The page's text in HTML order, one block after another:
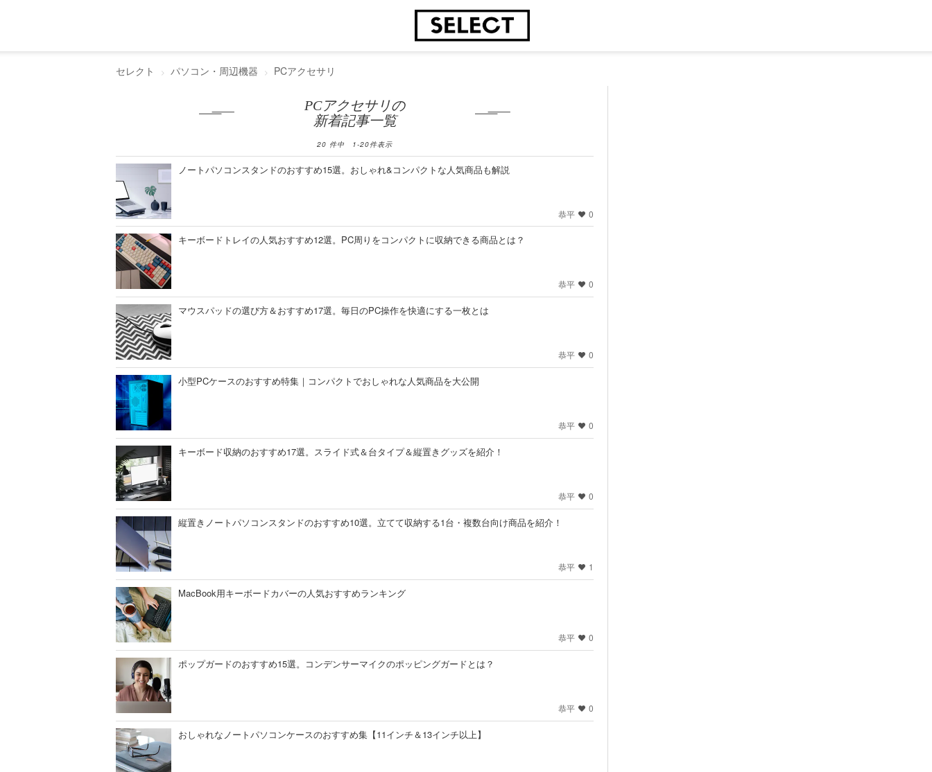
セレクト パソコン・周辺機器 PCアクセサリ
PCアクセサリの
新着記事一覧
20 件中 1-20件表示
ノートパソコンスタンドのおすすめ15選。おしゃれ&コンパクトな人気商品も解説
恭平 0
キーボードトレイの人気おすすめ12選。PC周りをコンパクトに収納できる商品とは？
恭平 0
マウスパッドの選び方＆おすすめ17選。毎日のPC操作を快適にする一枚とは
恭平 0
小型PCケースのおすすめ特集｜コンパクトでおしゃれな人気商品を大公開
恭平 0
キーボード収納のおすすめ17選。スライド式＆台タイプ＆縦置きグッズを紹介！
恭平 0
縦置きノートパソコンスタンドのおすすめ10選。立てて収納する1台・複数台向け商品を紹介！
恭平 1
MacBook用キーボードカバーの人気おすすめランキング
恭平 0
ポップガードのおすすめ15選。コンデンサーマイクのポッピングガードとは？
恭平 0
おしゃれなノートパソコンケースのおすすめ集【11インチ＆13インチ以上】